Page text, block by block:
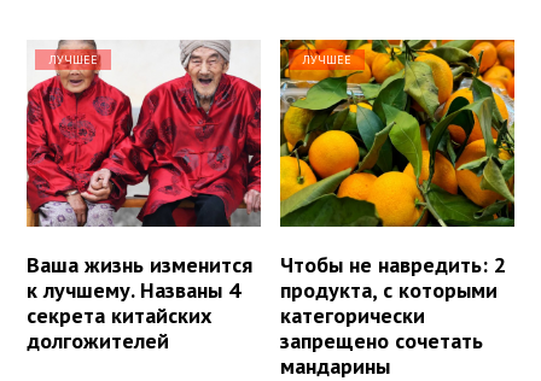
ЛУЧШЕЕ
Ваша жизнь изменится
к лучшему. Названы 4
секрета китайских
долгожителей
ЛУЧШЕЕ
Чтобы не навредить: 2
продукта, с которыми
категорически
запрещено сочетать
мандарины